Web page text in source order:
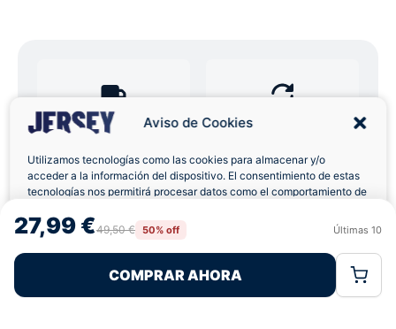
Aviso de Cookies
Utilizamos tecnologías como las cookies para almacenar y/o
acceder a la información del dispositivo. El consentimiento de estas
tecnologías nos permitirá procesar datos como el comportamiento de
retirar el consentimiento, puede afectar negativamente a ciertas
características y funciones.
Rechazar
Política de CookiesPolítica de Privacidad
27,99 €49,50 € 50% off Últimas 10
COMPRAR AHORA
Envíos a Domicilio Devolución 7 Días
Pagos 100% Seguros Ofertas Sin Límites
★★★★★